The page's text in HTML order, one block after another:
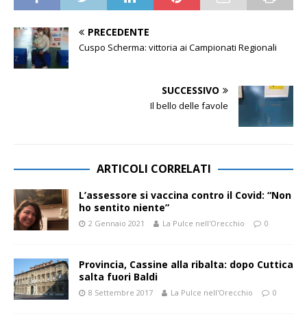
PRECEDENTE
Cuspo Scherma: vittoria ai Campionati Regionali
SUCCESSIVO
Il bello delle favole
ARTICOLI CORRELATI
L’assessore si vaccina contro il Covid: “Non
ho sentito niente”
2 Gennaio 2021 La Pulce nell'Orecchio 0
Provincia, Cassine alla ribalta: dopo Cuttica
salta fuori Baldi
8 Settembre 2017 La Pulce nell'Orecchio 0